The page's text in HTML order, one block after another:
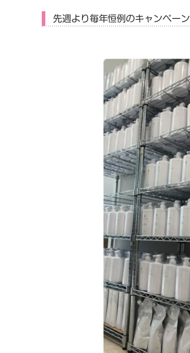
先週より毎年恒例のキャンペーン